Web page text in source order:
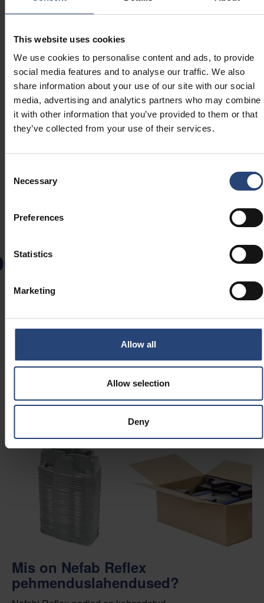
This website uses cookies
We use cookies to personalise content and ads, to provide
social media features and to analyse our traffic. We also
share information about your use of our site with our social
media, advertising and analytics partners who may combine
it with other information that you’ve provided to them or that
they’ve collected from your use of their services.
Selection
Necessary
Preferences
Statistics
Marketing
Allow all
Allow selection
Deny
CO2 ja plastijäätmete vähendamine
plastijäätmeid, kuna kasutavad kuni 100%
ringlussevõetud HDPE-d, mis on täielikult taaskasutatav.
Tänu kõrgele pesemisvõimele saab seda
korduvkasutatavat lahendust tõhusalt koguda ja
tagastada madala kütusekuluga.
Uurige jätkusuutlikkuse eeliseid
Ringlusse võetud
termovormitud
Mis on Nefab Reflex
pehmenduslahendused?